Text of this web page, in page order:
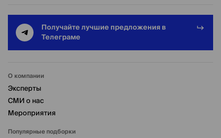
Получайте лучшие предложения в
Телеграме
О компании
Эксперты
СМИ о нас
Мероприятия
Популярные подборки